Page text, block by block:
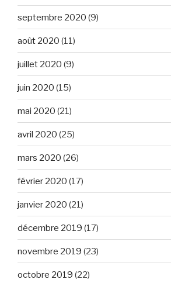
septembre 2020 (9)
août 2020 (11)
juillet 2020 (9)
juin 2020 (15)
mai 2020 (21)
avril 2020 (25)
mars 2020 (26)
février 2020 (17)
janvier 2020 (21)
décembre 2019 (17)
novembre 2019 (23)
octobre 2019 (22)